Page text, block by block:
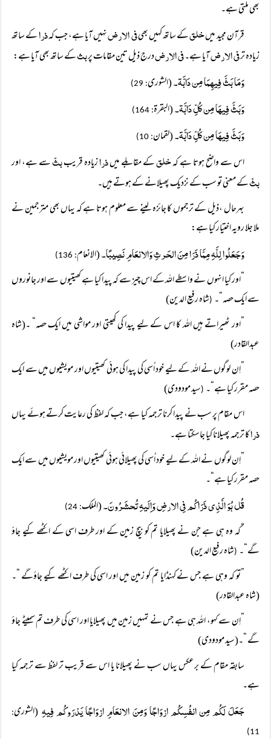
بھی ملتی ہے۔
قرآن مجید میںخلقکے ساتھ کہیں بھیفی الارضنہیں آیا ہے، جب کہذراکے ساتھ
زیادہ ترفی الارضآیا ہے۔فی الارضدرج ذیل تین مقامات پربثکے ساتھ بھی آیا ہے:
وَمَا بَثَّ فِیہِمَا مِن دَابَّۃ۔(الشوری: 29)
وَبَثَّ فِیہَا مِن کُلِّ دَابَّۃ۔(البقرة: 164)
وَبَثَّ فِیہَا مِن کُلِّ دَابَّۃ۔(لقمان: 10)
اس سے واضح ہوتا ہے کہخلقکے مقابلے میںذرازیادہ قریببثّسے ہے، اور
بثّکے معنی تو سب کے نزدیک پھیلانے کے ہوتے ہیں۔
بہرحال ،ذیل کے ترجموں کا جائزہ لینے سے معلوم ہوتا ہے کہ یہاں بھی مترجمین نے
ملا جلا رویہ اختیار کیا ہے:
وَجَعَلُوا لِلَّہِ مِمَّا ذَرَا مِنَ الحَرثِ وَالانعَامِ نَصِیبًا۔(الانعام: 136)
”اور کیا انہوں نے واسطے اللہ کے اس چیز سے کہ پیدا کیا ہے کھیتیوں سے اور جانوروں
سے ایک حصہ“۔ (شاہ رفیع الدین)
”اور ٹھیراتے ہیں اللہ کا اس کے لیے پیدا کی کھیتی اور مواشی میں ایک حصہ“ ۔(شاہ
عبدالقادر)
”اِن لوگوں نے اللہ کے لیے خود اُسی کی پیدا کی ہوئی کھیتیوں اور مویشیوں میں سے ایک
حصہ مقرر کیا ہے“۔ (سید مودودی)
اس مقام پر سب نے پیدا کرنا ترجمہ کیا ہے، جب کہ لفظ کی رعایت کرتے ہوئے یہاں
ذراکا ترجمہ پھیلانا کیا جاسکتا ہے۔
”اِن لوگوں نے اللہ کے لیے خود اُسی کی پھیلائی ہوئی کھیتیوں اور مویشیوں میں سے ایک
حصہ مقرر کیا ہے“۔
قُل ہُوَ الَّذِی ذَرَاکُم فِی الارضِ وَاِلَیہِ تُحشَرُونَ۔(الملک: 24)
”کہ وہ ہی ہے جن نے پھیلایا تم کو بیچ زمین کے اور طرف اسی کے اکٹھے کیے جاؤ
گے“۔ (شاہ رفیع الدین)
”تو کہ وہی ہے جس نے کہنڈایا تم کو زمین میں اور اسی کی طرف اکٹھے کیے جاؤگے “۔
(شاہ عبدالقادر)
”اِن سے کہو، اللہ ہی ہے جس نے تمہیں زمین میں پھیلایا اور اسی کی طرف تم سمیٹے جاؤ
گے “۔(سید مودودی)
سابقہ مقام کے برعکس یہاں سب نے پھیلانا یا اس سے قریب تر لفظ سے ترجمہ کیا
ہے۔
جَعَلَ لَکُم مِن انفُسِکُم ازوَاجًا وَمِنَ الانعَامِ ازوَاجًا یَذرَوکُم فِیہِ (الشوری:
11)